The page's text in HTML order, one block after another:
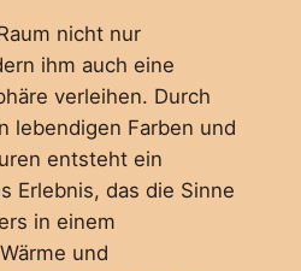
nicht nur
ihm auch eine
verleihen. Durch
lebendigen Farben und
entsteht ein
Erlebnis, das die Sinne
in einem
und